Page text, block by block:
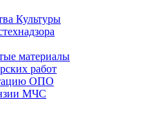
Культуры
материалы
работ
ОПО
МЧС